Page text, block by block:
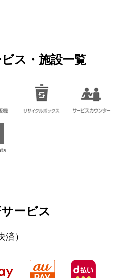
ス・施設一覧
ービス
済）